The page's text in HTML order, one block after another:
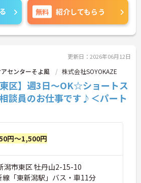
でお気軽にご相談くださ
無料 紹介してもらう
更新日：2026年06月12日
センターそよ風 株式会社SOYOKAZE
東区】週3日～OK☆ショートス
談員のお仕事です♪＜パート
円～1,500円
潟市東区 牡丹山2-15-10
線「東新潟駅」バス・車11分